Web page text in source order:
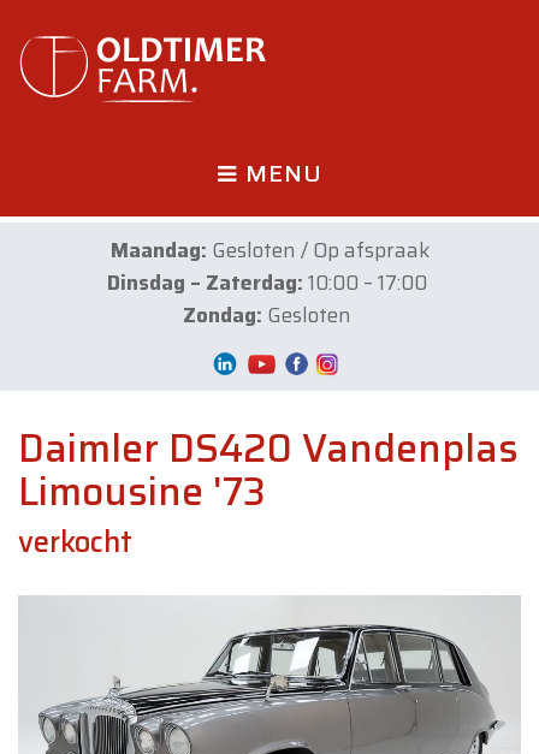
MENU
Maandag: Gesloten / Op afspraak
Dinsdag – Zaterdag:10:00 – 17:00
Zondag: Gesloten
Daimler DS420 Vandenplas
Limousine '73
verkocht